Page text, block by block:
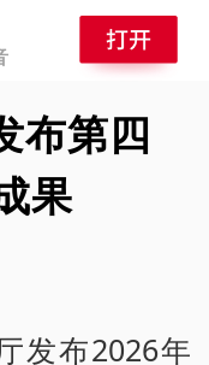
布第四
果
发布2026年